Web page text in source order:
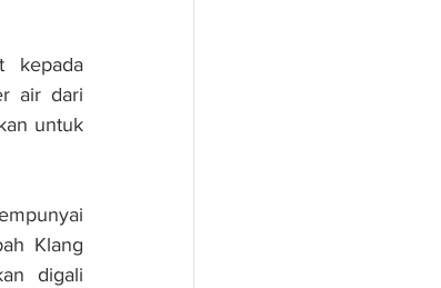
kepada
air dari
untuk
Klang
digali